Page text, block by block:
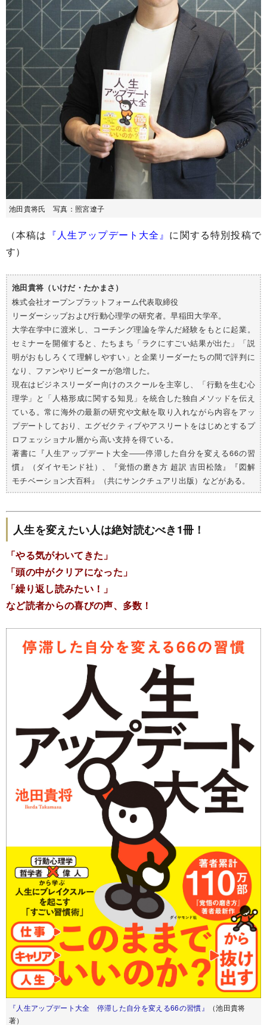
池田貴将氏 写真：照宮遼子
（本稿は 『人生アップデート大全』 に関する特別投稿で
す）
池田貴将（いけだ・たかまさ）
株式会社オープンプラットフォーム代表取締役
リーダーシップおよび行動心理学の研究者。早稲田大学卒。
大学在学中に渡米し、コーチング理論を学んだ経験をもとに起業。
セミナーを開催すると、たちまち「ラクにすごい結果が出た」「説
明がおもしろくて理解しやすい」と企業リーダーたちの間で評判に
なり、ファンやリピーターが急増した。
現在はビジネスリーダー向けのスクールを主宰し、「行動を生む心
理学」と「人格形成に関する知見」を統合した独自メソッドを伝え
ている。常に海外の最新の研究や文献を取り入れながら内容をアッ
プデートしており、エグゼクティブやアスリートをはじめとするプ
ロフェッショナル層から高い支持を得ている。
著書に『人生アップデート大全――停滞した自分を変える66の習
慣』（ダイヤモンド社）、『覚悟の磨き方 超訳 吉田松陰』『図解
モチベーション大百科』（共にサンクチュアリ出版）などがある。
人生を変えたい人は絶対読むべき1冊！
「やる気がわいてきた」
「頭の中がクリアになった」
「繰り返し読みたい！」
など読者からの喜びの声、多数！
『人生アップデート大全 停滞した自分を変える66の習慣』
（池田貴将
著）